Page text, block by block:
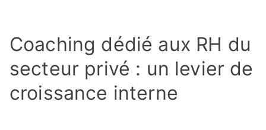
Coaching dédié aux RH du
secteur privé : un levier de
croissance interne